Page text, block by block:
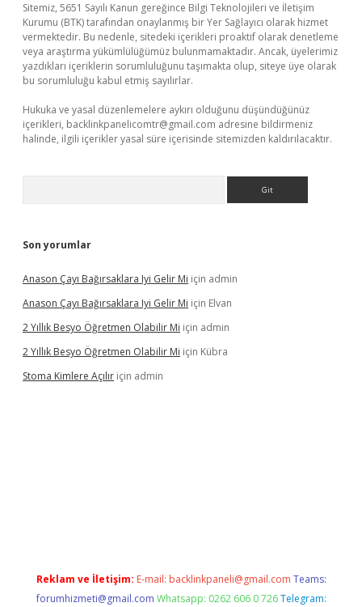
Sitemiz, 5651 Sayılı Kanun gereğince Bilgi Teknolojileri ve İletişim
Kurumu (BTK) tarafından onaylanmış bir Yer Sağlayıcı olarak hizmet
vermektedir. Bu nedenle, sitedeki içerikleri proaktif olarak denetleme
veya araştırma yükümlülüğümüz bulunmamaktadır. Ancak, üyelerimiz
yazdıkları içeriklerin sorumluluğunu taşımakta olup, siteye üye olarak
bu sorumluluğu kabul etmiş sayılırlar.
Hukuka ve yasal düzenlemelere aykırı olduğunu düşündüğünüz
içerikleri, backlinkpanelicomtr@gmail.com adresine bildirmeniz
halinde, ilgili içerikler yasal süre içerisinde sitemizden kaldırılacaktır.
Son yorumlar
Anason Çayı Bağırsaklara Iyi Gelir Mi için admin
Anason Çayı Bağırsaklara Iyi Gelir Mi için Elvan
2 Yıllık Besyo Öğretmen Olabilir Mi için admin
2 Yıllık Besyo Öğretmen Olabilir Mi için Kübra
Stoma Kimlere Açılır için admin
Reklam ve İletişim: E-mail: backlinkpaneli@gmail.com Teams:
forumhizmeti@gmail.com Whatsapp: 0262 606 0 726 Telegram: